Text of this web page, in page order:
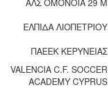
ΕΛΠΙΔΑ ΛΙΟΠΕΤΡΙΟΥ
ΠΑΕΕΚ ΚΕΡΥΝΕΙΑΣ
VALENCIA C.F. SOCCER
ACADEMY CYPRUS